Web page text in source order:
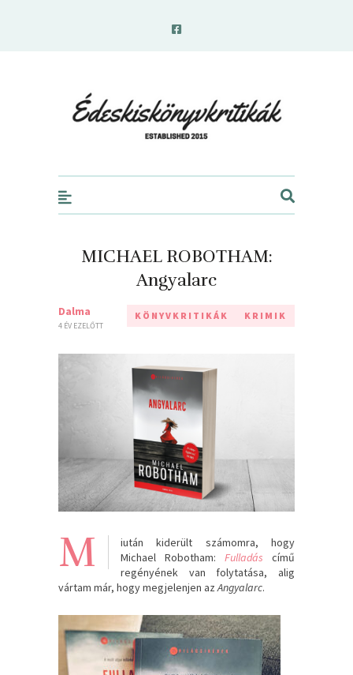
MICHAEL ROBOTHAM:
Angyalarc
Dalma
4 ÉV EZELŐTT
KÖNYVKRITIKÁK KRIMIK
M
iután kiderült számomra, hogy
Michael Robotham: Fulladás című
regényének van folytatása, alig
vártam már, hogy megjelenjen azAngyalarc.